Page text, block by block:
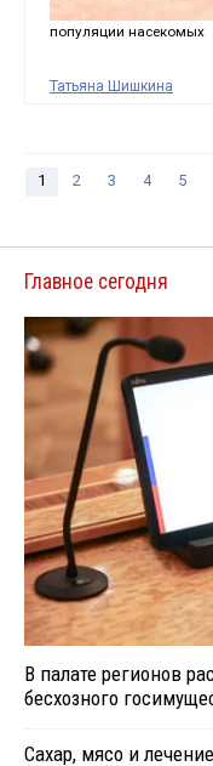
популяции насекомых
Татьяна Шишкина
1 2 3 4 5
Главное сегодня
В палате регионов
бесхозного
Сахар, мясо и